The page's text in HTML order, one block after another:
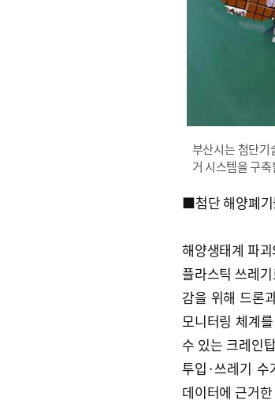
부산시는 첨단기
거 시스템을 구
■첨단 해양폐기
해양생태계 파
플라스틱 쓰레
감을 위해 드론
모니터링 체계
수 있는 크레인
투입·쓰레기 수
데이터에 근거